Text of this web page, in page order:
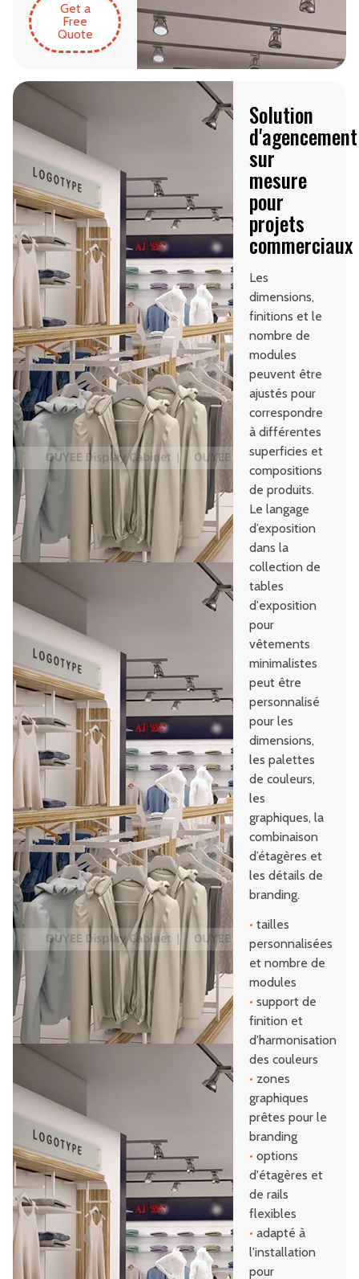
Get a
Free
Quote
Solution
d'agencement
sur
mesure
pour
projets
commerciaux
Les
dimensions,
finitions et le
nombre de
modules
peuvent être
ajustés pour
correspondre
à différentes
superficies et
compositions
de produits.
Le langage
d’exposition
dans la
collection de
tables
d'exposition
pour
vêtements
minimalistes
peut être
personnalisé
pour les
dimensions,
les palettes
de couleurs,
les
graphiques, la
combinaison
d’étagères et
les détails de
branding.
• tailles
personnalisées
et nombre de
modules
• support de
finition et
d'harmonisation
des couleurs
• zones
graphiques
prêtes pour le
branding
• options
d'étagères et
de rails
flexibles
• adapté à
l'installation
pour